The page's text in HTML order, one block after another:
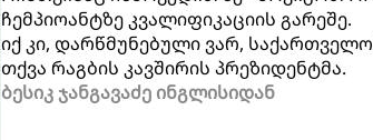
ჩემპიოანტზე კვალიფიკაციის გარეშე.
იქ კი, დარწმუნებული ვარ,
თქვა რაგბის კავშირის პრეზიდენტმა.
ბესიკ ჯანგავაძე ინგლისიდან